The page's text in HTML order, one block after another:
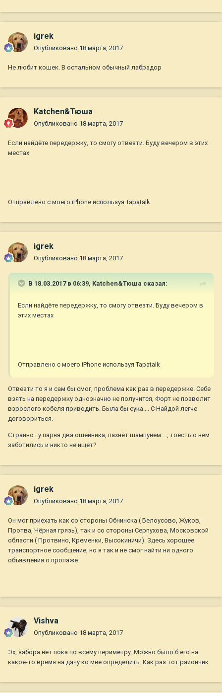
igrek
Опубликовано 18 марта, 2017
Не любит кошек. В остальном обычный лабрадор
Katchen&Тюша
Опубликовано 18 марта, 2017
Если найдёте передержку, то смогу отвезти. Буду вечером в этих
местах
Отправлено с моего iPhone используя Tapatalk
igrek
Опубликовано 18 марта, 2017
В 18.03.2017 в 06:39, Katchen&Тюша сказал:
Если найдёте передержку, то смогу отвезти. Буду вечером в
этих местах
Отправлено с моего iPhone используя Tapatalk
Отвезти то я и сам бы смог, проблема как раз в передержке. Себе
взять на передержку однозначно не получится, Форт не позволит
взрослого кобеля приводить. Была бы сука.... С Найдой легче
договориться.
Странно...у парня два ошейника, пахнёт шампунем...., тоесть о нем
заботились и никто не ищет?
igrek
Опубликовано 18 марта, 2017
Он мог приехать как со стороны Обнинска ( Белоусово, Жуков,
Протва, Чёрная грязь), так и со стороны Серпухова, Московской
области ( Протвино, Кременки, Высокиничи). Здесь хорошее
транспортное сообщение, но я так и не смог найти ни одного
объявления о пропаже.
Vishva
Опубликовано 18 марта, 2017
Эх, забора нет пока по всему периметру. Можно было б его на
какое-то время на дачу ко мне определить. Как раз тот райончик.